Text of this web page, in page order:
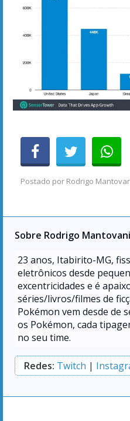
Postado por Rodrigo
Sobre Rodrigo Mantovani
23 anos, Itabirito-MG,
eletrônicos desde
excentricidades e é
séries/livros/filmes de
Pokémon vem desde de
os Pokémon, cada
no seu time.
Redes: Twitch |